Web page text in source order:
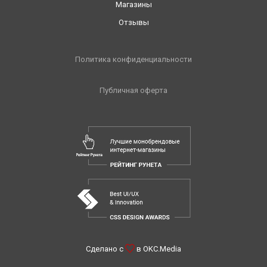
Магазины
Отзывы
Политика конфиденциальности
Публичная оферта
Сделано с в OKC.Media